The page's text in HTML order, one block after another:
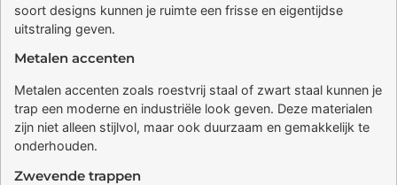
soort designs kunnen je ruimte een frisse en eigentijdse
uitstraling geven.
Metalen accenten
Metalen accenten zoals roestvrij staal of zwart staal kunnen je
trap een moderne en industriële look geven. Deze materialen
zijn niet alleen stijlvol, maar ook duurzaam en gemakkelijk te
onderhouden.
Zwevende trappen